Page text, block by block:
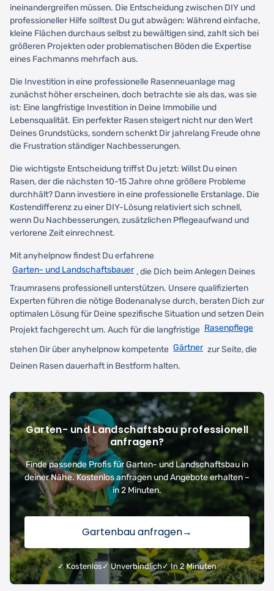
ineinandergreifen müssen. Die Entscheidung zwischen DIY und
professioneller Hilfe solltest Du gut abwägen: Während einfache,
kleine Flächen durchaus selbst zu bewältigen sind, zahlt sich bei
größeren Projekten oder problematischen Böden die Expertise
eines Fachmanns mehrfach aus.
Die Investition in eine professionelle Rasenneuanlage mag
zunächst höher erscheinen, doch betrachte sie als das, was sie
ist: Eine langfristige Investition in Deine Immobilie und
Lebensqualität. Ein perfekter Rasen steigert nicht nur den Wert
Deines Grundstücks, sondern schenkt Dir jahrelang Freude ohne
die Frustration ständiger Nachbesserungen.
Die wichtigste Entscheidung triffst Du jetzt: Willst Du einen
Rasen, der die nächsten 10-15 Jahre ohne größere Probleme
durchhält? Dann investiere in eine professionelle Erstanlage. Die
Kostendifferenz zu einer DIY-Lösung relativiert sich schnell,
wenn Du Nachbesserungen, zusätzlichen Pflegeaufwand und
verlorene Zeit einrechnest.
Mit anyhelpnow findest Du erfahrene
Garten- und Landschaftsbauer , die Dich beim Anlegen Deines
Traumrasens professionell unterstützen. Unsere qualifizierten
Experten führen die nötige Bodenanalyse durch, beraten Dich zur
optimalen Lösung für Deine spezifische Situation und setzen Dein
Projekt fachgerecht um. Auch für die langfristige Rasenpflege
stehen Dir über anyhelpnow kompetente Gärtner zur Seite, die
Deinen Rasen dauerhaft in Bestform halten.
Garten- und Landschaftsbau professionell
anfragen?
Finde passende Profis für Garten- und Landschaftsbau in
deiner Nähe. Kostenlos anfragen und Angebote erhalten –
in 2 Minuten.
Gartenbau anfragen→
✓ Kostenlos ✓ Unverbindlich ✓ In 2 Minuten